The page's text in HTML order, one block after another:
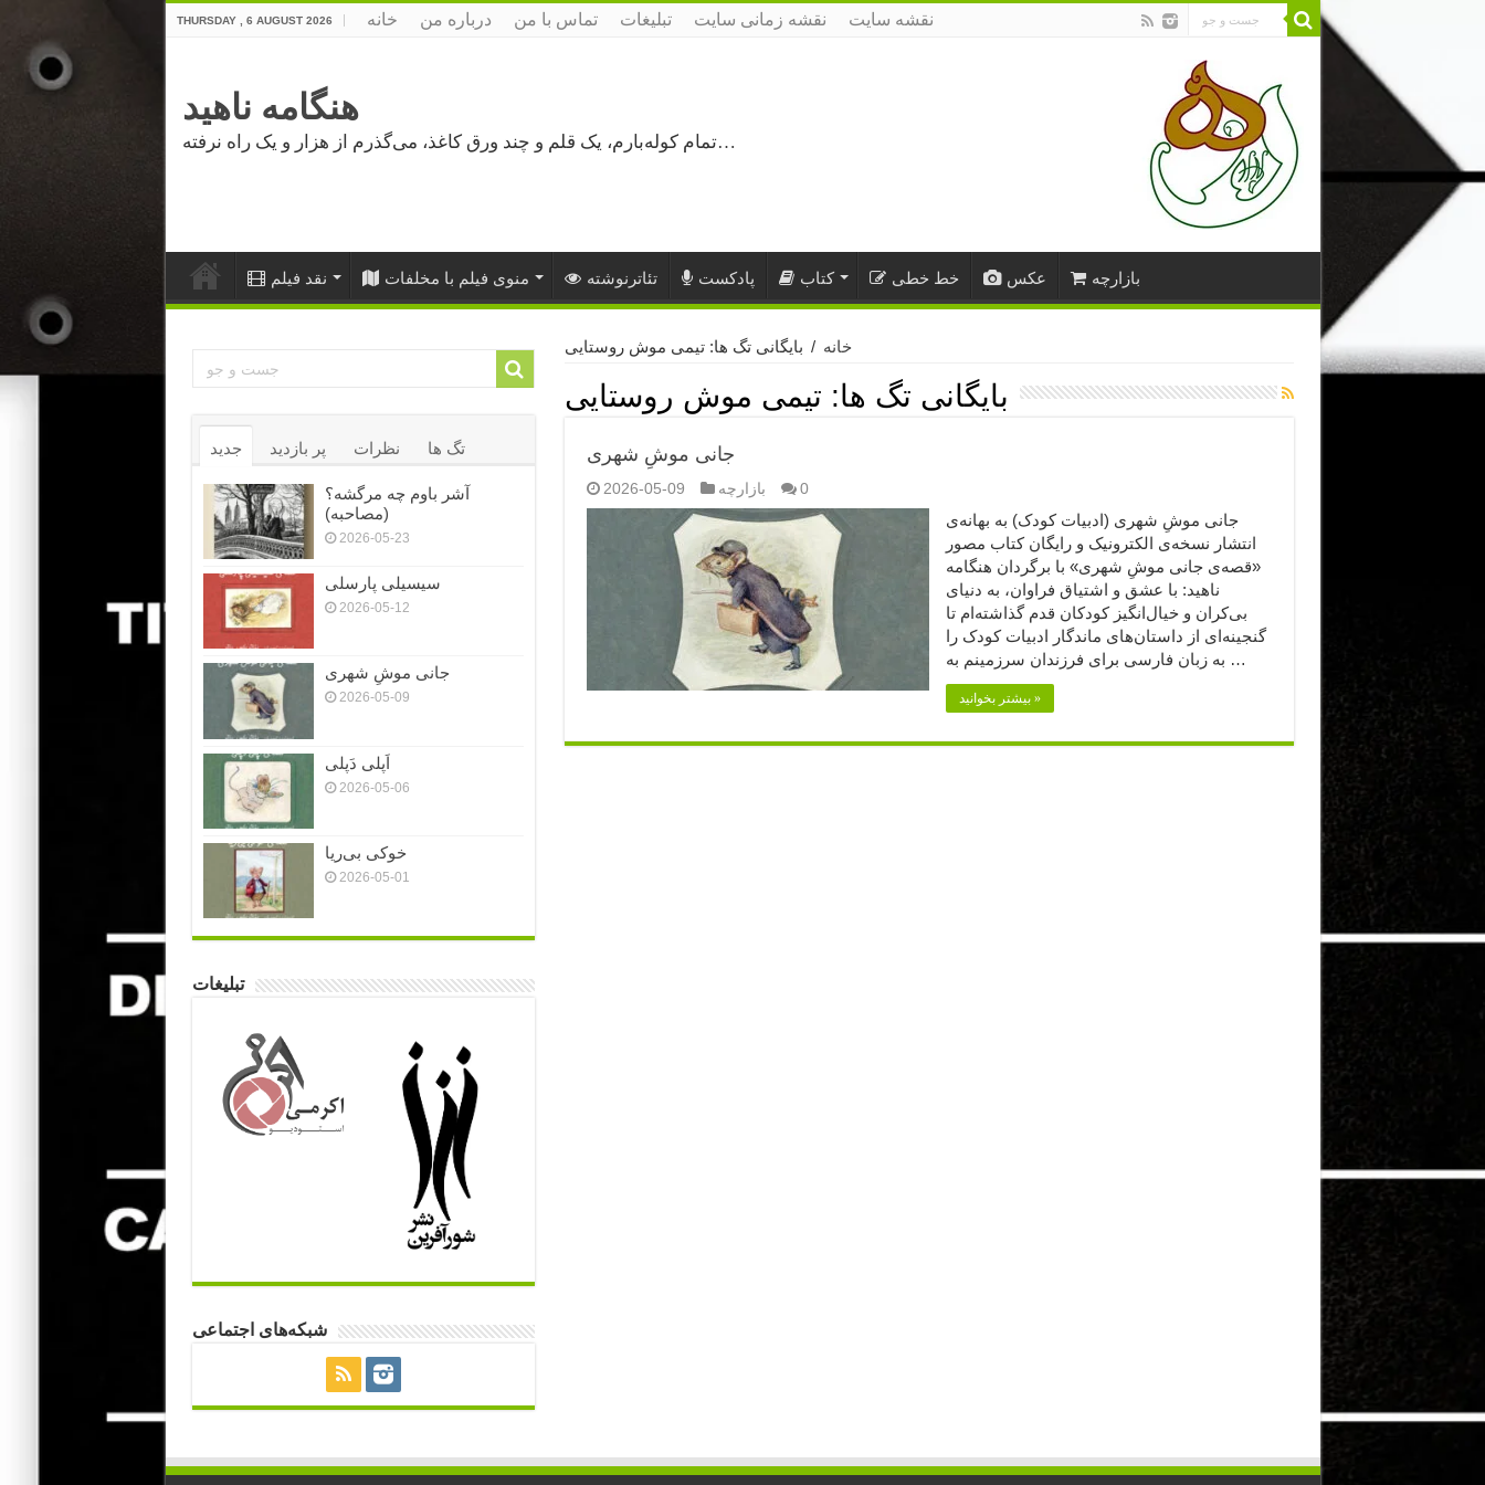
THURSDAY , 6 AUGUST 2026 خانه درباره من تماس با من تبلیغات نقشه زمانی سایت نقشه سایت
هنگامه ناهید
تمام کوله‌بارم، یک قلم و چند ورق کاغذ، می‌گذرم از هزار و یک راه نرفته…
نقد فیلم منوی فیلم با مخلفات تئاترنوشته پادکست کتاب خط خطی عکس بازارچه
خانه / بایگانی تگ ها: تیمی موش روستایی
بایگانی تگ ها: تیمی موش روستایی
جانی موشِ شهری
2026-05-09 بازارچه 0
جانی موشِ شهری (ادبیات کودک) به بهانه‌ی
انتشار نسخه‌ی الکترونیک و رایگان کتاب مصور
«قصه‌ی جانی موشِ شهری» با برگردان هنگامه
ناهید: با عشق و اشتیاق فراوان، به دنیای
بی‌کران و خیال‌انگیز کودکان قدم گذاشته‌ام تا
گنجینه‌ای از داستان‌های ماندگار ادبیات کودک را
به زبان فارسی برای فرزندان سرزمینم به …
بیشتر بخوانید »
جدید پر بازدید نظرات تگ ها
آشر باوم چه مرگشه؟
(مصاحبه)
2026-05-23
سیسیلی پارسلی
2026-05-12
جانی موشِ شهری
2026-05-09
اَپلی دَپلی
2026-05-06
خوکی بی‌ریا
2026-05-01
تبلیغات
شبکه‌های اجتماعی